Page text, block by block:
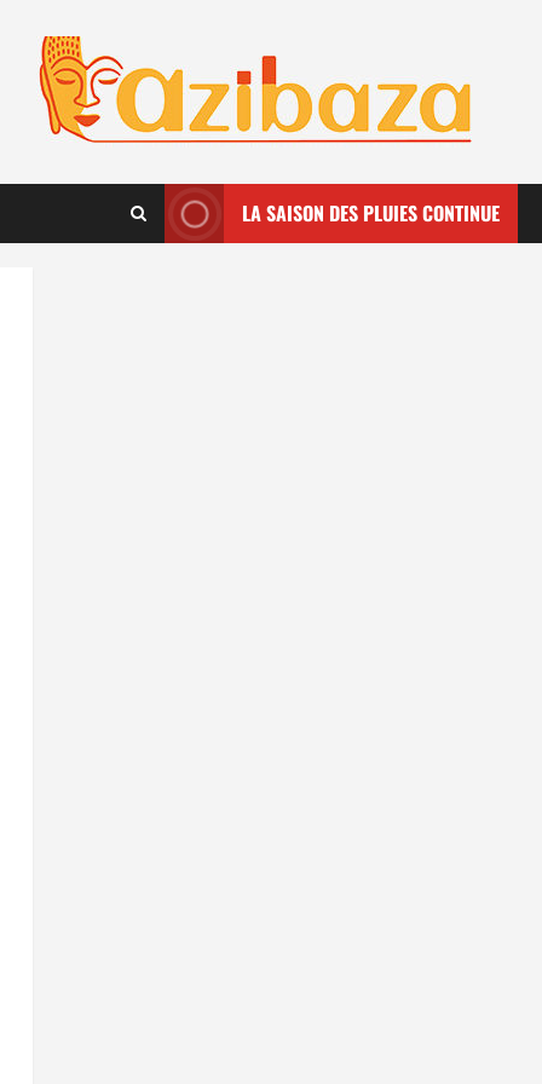
LA SAISON DES PLUIES CONTINUE